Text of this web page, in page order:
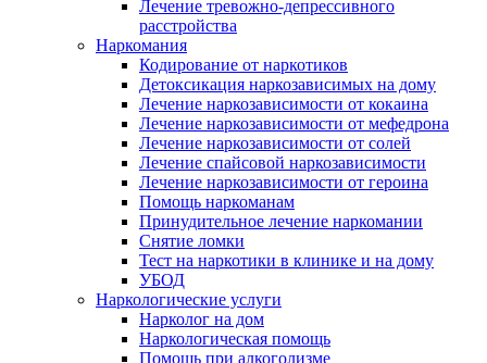
Лечение тревожно-депрессивного
расстройства
Наркомания
Кодирование от наркотиков
Детоксикация наркозависимых на дому
Лечение наркозависимости от кокаина
Лечение наркозависимости от мефедрона
Лечение наркозависимости от солей
Лечение спайсовой наркозависимости
Лечение наркозависимости от героина
Помощь наркоманам
Принудительное лечение наркомании
Снятие ломки
Тест на наркотики в клинике и на дому
УБОД
Наркологические услуги
Нарколог на дом
Наркологическая помощь
Помощь при алкоголизме